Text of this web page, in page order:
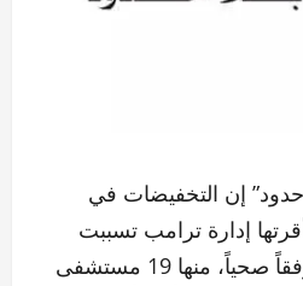
إن التخفيضات في
إدارة ترامب تسببت
بإغلاق أكثر من 150 مرفقاً صحياً، منها 19 مستشفى